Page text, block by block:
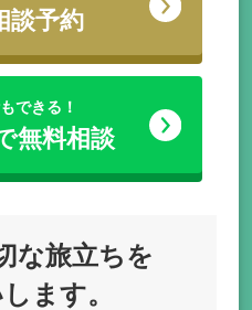
談予約
できる！
無料相談
な旅立ちを
ます。